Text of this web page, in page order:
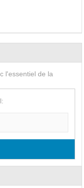
l'essentiel de la